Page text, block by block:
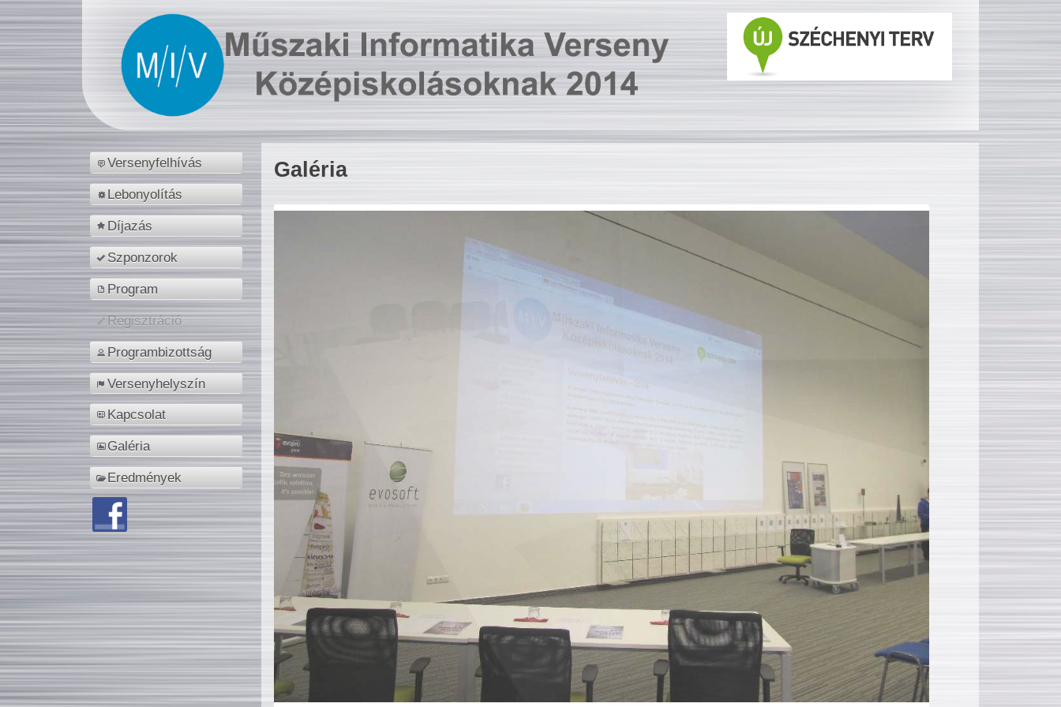
Versenyfelhívás
Lebonyolítás
Díjazás
Szponzorok
Program
Regisztráció
Programbizottság
Versenyhelyszín
Kapcsolat
Galéria
Eredmények
Galéria